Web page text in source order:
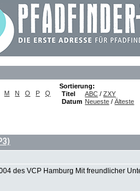
M N O P
Q
Sortierung:
Titel
ABC /ZXY
Datum Neueste /Älteste
des VCP Hamburg Mit freundlicher